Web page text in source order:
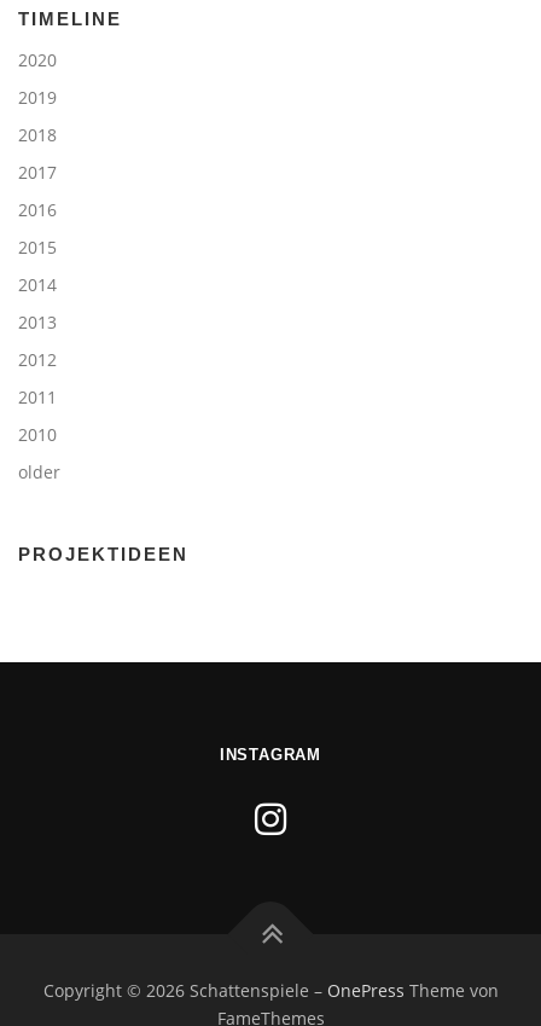
TIMELINE
2020
2019
2018
2017
2016
2015
2014
2013
2012
2011
2010
older
PROJEKTIDEEN
INSTAGRAM
Copyright © 2026 Schattenspiele – OnePress Theme von
FameThemes